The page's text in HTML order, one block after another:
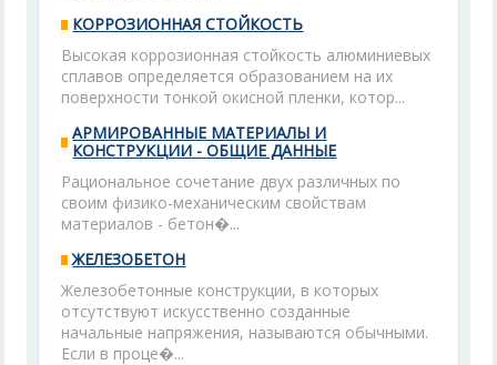
КОРРОЗИОННАЯ СТОЙКОСТЬ
Высокая коррозионная стойкость алюминиевых
сплавов определяется образованием на их
поверхности тонкой окисной пленки, котор...
АРМИРОВАННЫЕ МАТЕРИАЛЫ И
КОНСТРУКЦИИ - ОБЩИЕ ДАННЫЕ
Рациональное сочетание двух различных по
своим физико-механическим свойствам
материалов - бетон�...
ЖЕЛЕЗОБЕТОН
Железобетонные конструкции, в которых
отсутствуют искусственно созданные
начальные напряжения, называются обычными.
Если в проце�...